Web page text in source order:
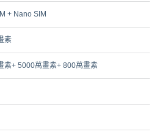
+ Nano SIM
素
素+ 5000萬畫素+ 800萬畫素